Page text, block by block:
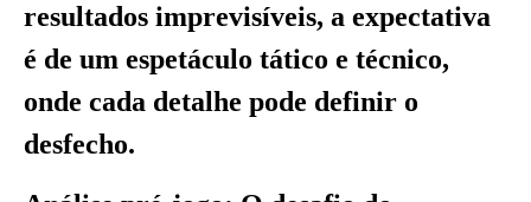
resultados imprevisíveis, a expectativa
é de um espetáculo tático e técnico,
onde cada detalhe pode definir o
desfecho.